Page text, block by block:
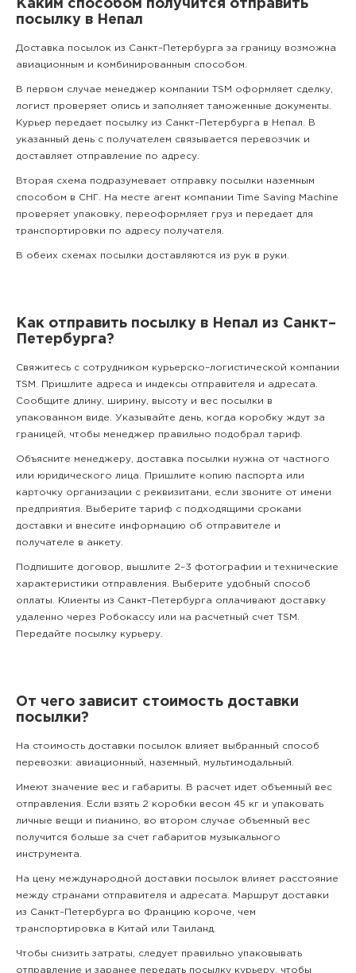
Каким способом получится отправить
посылку в Непал
Доставка посылок из Санкт–Петербурга за границу возможна
авиационным и комбинированным способом.
В первом случае менеджер компании TSM оформляет сделку,
логист проверяет опись и заполняет таможенные документы.
Курьер передает посылку из Санкт–Петербурга в Непал. В
указанный день с получателем связывается перевозчик и
доставляет отправление по адресу.
Вторая схема подразумевает отправку посылки наземным
способом в СНГ. На месте агент компании Time Saving Machine
проверяет упаковку, переоформляет груз и передает для
транспортировки по адресу получателя.
В обеих схемах посылки доставляются из рук в руки.
Как отправить посылку в Непал из Санкт–
Петербурга?
Свяжитесь с сотрудником курьерско–логистической компании
TSM. Пришлите адреса и индексы отправителя и адресата.
Сообщите длину, ширину, высоту и вес посылки в
упакованном виде. Указывайте день, когда коробку ждут за
границей, чтобы менеджер правильно подобрал тариф.
Объясните менеджеру, доставка посылки нужна от частного
или юридического лица. Пришлите копию паспорта или
карточку организации с реквизитами, если звоните от имени
предприятия. Выберите тариф с подходящими сроками
доставки и внесите информацию об отправителе и
получателе в анкету.
Подпишите договор, вышлите 2–3 фотографии и технические
характеристики отправления. Выберите удобный способ
оплаты. Клиенты из Санкт–Петербурга оплачивают доставку
удаленно через Робокассу или на расчетный счет TSM.
Передайте посылку курьеру.
От чего зависит стоимость доставки
посылки?
На стоимость доставки посылок влияет выбранный способ
перевозки: авиационный, наземный, мультимодальный.
Имеют значение вес и габариты. В расчет идет объемный вес
отправления. Если взять 2 коробки весом 45 кг и упаковать
личные вещи и пианино, во втором случае объемный вес
получится больше за счет габаритов музыкального
инструмента.
На цену международной доставки посылок влияет расстояние
между странами отправителя и адресата. Маршрут доставки
из Санкт–Петербурга во Францию короче, чем
транспортировка в Китай или Таиланд.
Чтобы снизить затраты, следует правильно упаковывать
отправление и заранее передать посылку курьеру, чтобы